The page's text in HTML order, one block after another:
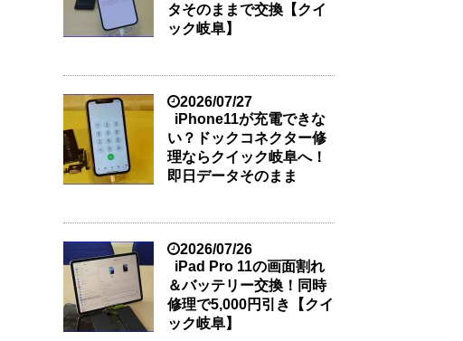
タそのままで交換【クイ
ック岐阜】
2026/07/27
iPhone11が充電できな
い？ドックコネクター修
理ならクイック岐阜へ！
即日データそのまま
2026/07/26
iPad Pro 11の画面割れ
＆バッテリー交換！同時
修理で5,000円引き【クイ
ック岐阜】